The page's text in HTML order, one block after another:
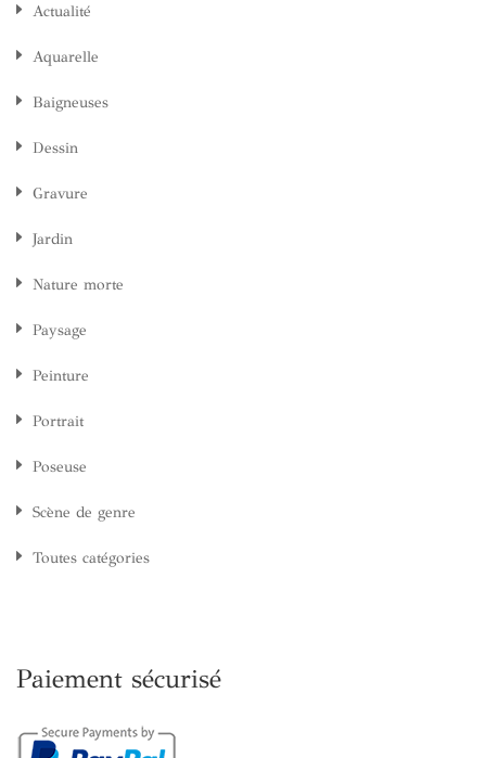
Actualité
Aquarelle
Baigneuses
Dessin
Gravure
Jardin
Nature morte
Paysage
Peinture
Portrait
Poseuse
Scène de genre
Toutes catégories
Paiement sécurisé